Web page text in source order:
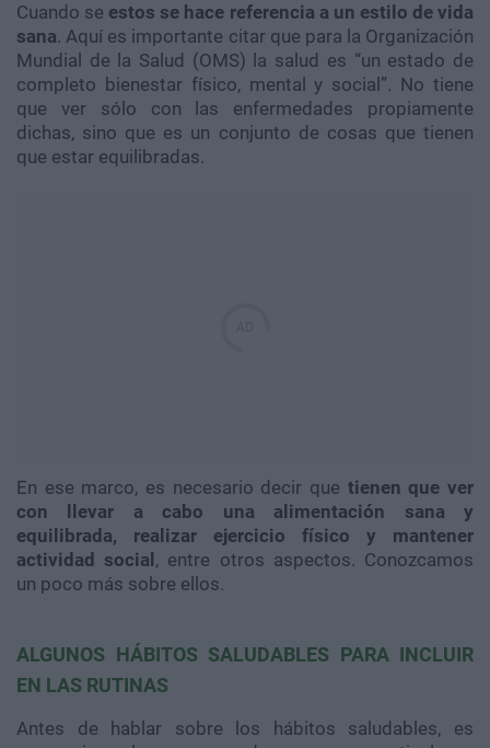
Cuando se estos se hace referencia a un estilo de vida
sana. Aquí es importante citar que para la Organización
Mundial de la Salud (OMS) la salud es “un estado de
completo bienestar físico, mental y social”. No tiene
que ver sólo con las enfermedades propiamente
dichas, sino que es un conjunto de cosas que tienen
que estar equilibradas.
En ese marco, es necesario decir que tienen que ver
con llevar a cabo una alimentación sana y
equilibrada, realizar ejercicio físico y mantener
actividad social , entre otros aspectos. Conozcamos
un poco más sobre ellos.
ALGUNOS HÁBITOS SALUDABLES PARA INCLUIR
EN LAS RUTINAS
Antes de hablar sobre los hábitos saludables, es